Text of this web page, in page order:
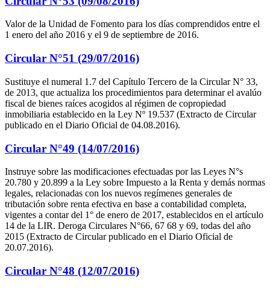
Valor de la Unidad de Fomento para los días comprendidos entre el
1 enero del año 2016 y el 9 de septiembre de 2016.
Circular N°51 (29/07/2016)
Sustituye el numeral 1.7 del Capítulo Tercero de la Circular N° 33,
de 2013, que actualiza los procedimientos para determinar el avalúo
fiscal de bienes raíces acogidos al régimen de copropiedad
inmobiliaria establecido en la Ley Nº 19.537 (Extracto de Circular
publicado en el Diario Oficial de 04.08.2016).
Circular N°49 (14/07/2016)
Instruye sobre las modificaciones efectuadas por las Leyes N°s
20.780 y 20.899 a la Ley sobre Impuesto a la Renta y demás normas
legales, relacionadas con los nuevos regímenes generales de
tributación sobre renta efectiva en base a contabilidad completa,
vigentes a contar del 1° de enero de 2017, establecidos en el artículo
14 de la LIR. Deroga Circulares N°66, 67 68 y 69, todas del año
2015 (Extracto de Circular publicado en el Diario Oficial de
20.07.2016).
Circular N°48 (12/07/2016)